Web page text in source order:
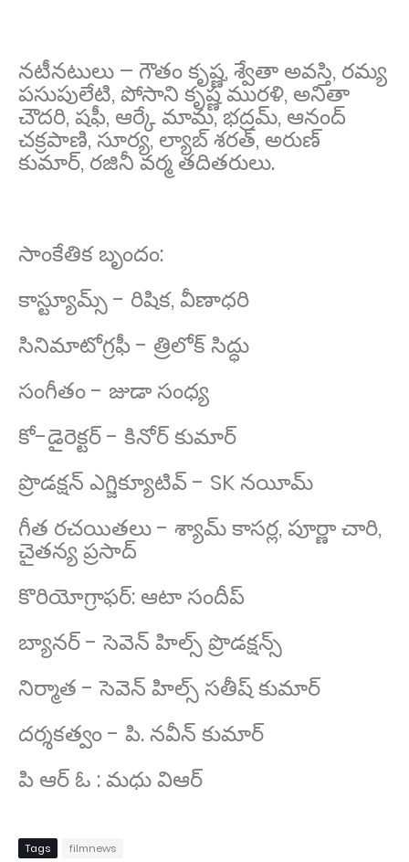
నటీనటులు – గౌతం కృష్ణ, శ్వేతా అవస్తి, రమ్య
పసుపులేటి, పోసాని కృష్ణ మురళి, అనితా
చౌదరి, షఫీ, ఆర్కే మామ, భద్రమ్, ఆనంద్
చక్రపాణి, సూర్య, ల్యాబ్ శరత్, అరుణ్
కుమార్, రజినీ వర్మ తదితరులు.
సాంకేతిక బృందం:
కాస్ట్యూమ్స్ - రిషిక, వీణాధరి
సినిమాటోగ్రఫీ - త్రిలోక్ సిద్ధు
సంగీతం - జుడా సంధ్య
కో-డైరెక్టర్ - కినోర్ కుమార్
ప్రొడక్షన్ ఎగ్జిక్యూటివ్ - SK నయీమ్
గీత రచయితలు - శ్యామ్ కాసర్ల, పూర్ణా చారి,
చైతన్య ప్రసాద్
కొరియోగ్రాఫర్: ఆటా సందీప్
బ్యానర్ - సెవెన్ హిల్స్ ప్రొడక్షన్స్
నిర్మాత - సెవెన్ హిల్స్ సతీష్ కుమార్
దర్శకత్వం - పి. నవీన్ కుమార్
పి ఆర్ ఓ : మధు విఆర్
Tags filmnews